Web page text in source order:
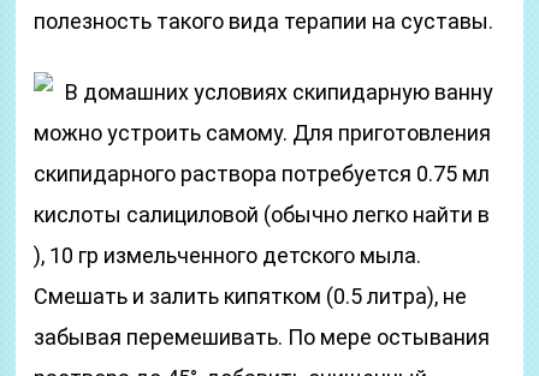
полезность такого вида терапии на суставы.
В домашних условиях скипидарную ванну
можно устроить самому. Для приготовления
скипидарного раствора потребуется 0.75 мл
кислоты салициловой (обычно легко найти в
), 10 гр измельченного детского мыла.
Смешать и залить кипятком (0.5 литра), не
забывая перемешивать. По мере остывания